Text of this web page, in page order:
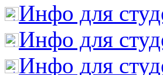
Инфо для
Инфо для
Инфо для